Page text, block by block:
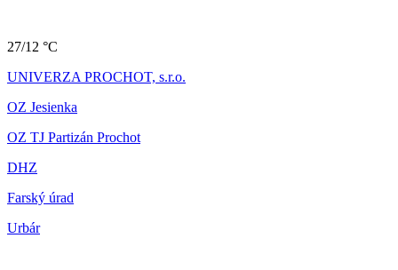
27/12 °C
UNIVERZA PROCHOT, s.r.o.
OZ Jesienka
OZ TJ Partizán Prochot
DHZ
Farský úrad
Urbár